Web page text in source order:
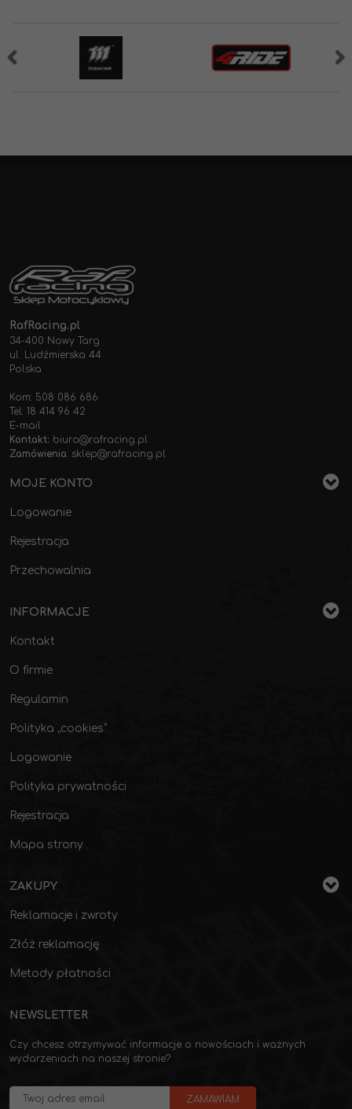
RafRacing.pl
34-400 Nowy Targ
ul. Ludźmierska 44
Polska
Kom: 508 086 686
Tel: 18 414 96 42
E-mail
Kontakt: biuro@rafracing.pl
Zamówienia: sklep@rafracing.pl
MOJE KONTO
Logowanie
Rejestracja
Przechowalnia
INFORMACJE
Kontakt
O firmie
Regulamin
Polityka „cookies”
Logowanie
Polityka prywatności
Rejestracja
Mapa strony
ZAKUPY
Reklamacje i zwroty
Złóż reklamację
Metody płatności
NEWSLETTER
Czy chcesz otrzymywać informacje o nowościach i ważnych
wydarzeniach na naszej stronie?